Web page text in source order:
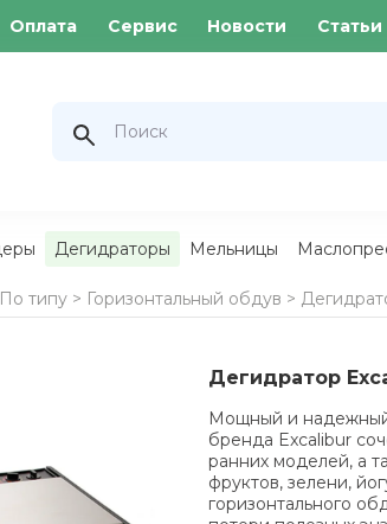
Оплата Сервис Новости Статьи
Дегидраторы Мельницы
По типу> Горизонтальный обдув >
Дегидратор
Мощный и надежный
бренда Excalibur
ранних моделей, а
фруктов, зелени,
горизонтального